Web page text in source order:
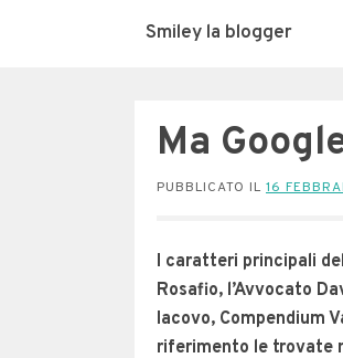
Smiley la blogger
Ma
PUBBLICATO IL 16
I caratteri principali
Rosafio, l’Avvocato
Iacovo, Compendium
riferimento le trovate